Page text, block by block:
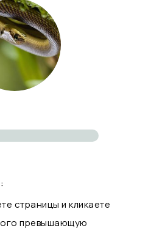
страницы и кликаете
превышающую